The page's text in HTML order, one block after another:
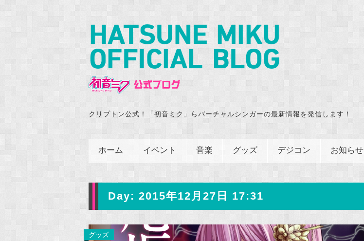
クリプトン公式！「初音ミク」らバーチャルシンガーの最新情報を発信します！
ホーム イベント 音楽 グッズ デジコン お知らせ
Day: 2015年12月27日 17:31
グッズ